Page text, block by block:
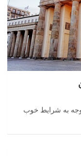
توجه به شرایط خوب